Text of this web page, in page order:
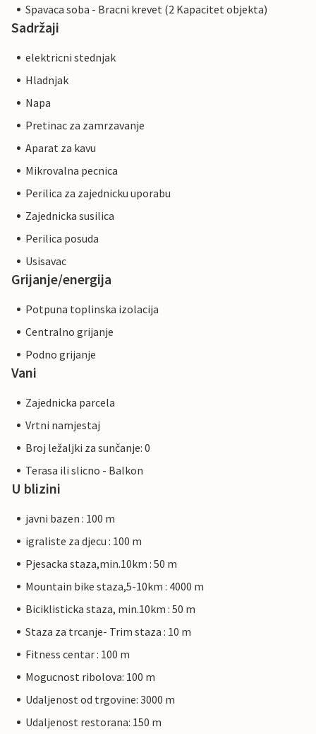
Spavaca soba - Bracni krevet (2 Kapacitet objekta)
Sadržaji
elektricni stednjak
Hladnjak
Napa
Pretinac za zamrzavanje
Aparat za kavu
Mikrovalna pecnica
Perilica za zajednicku uporabu
Zajednicka susilica
Perilica posuda
Usisavac
Grijanje/energija
Potpuna toplinska izolacija
Centralno grijanje
Podno grijanje
Vani
Zajednicka parcela
Vrtni namjestaj
Broj ležaljki za sunčanje: 0
Terasa ili slicno - Balkon
U blizini
javni bazen : 100 m
igraliste za djecu : 100 m
Pjesacka staza,min.10km : 50 m
Mountain bike staza,5-10km : 4000 m
Biciklisticka staza, min.10km : 50 m
Staza za trcanje- Trim staza : 10 m
Fitness centar : 100 m
Mogucnost ribolova: 100 m
Udaljenost od trgovine: 3000 m
Udaljenost restorana: 150 m